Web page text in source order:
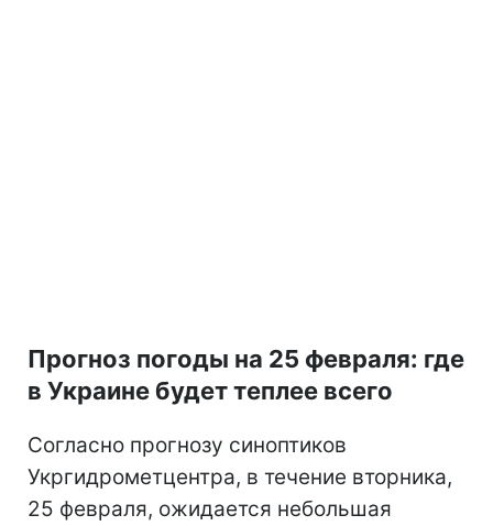
Прогноз погоды на 25 февраля: где
в Украине будет теплее всего
Согласно прогнозу синоптиков
Укргидрометцентра, в течение вторника,
25 февраля, ожидается небольшая